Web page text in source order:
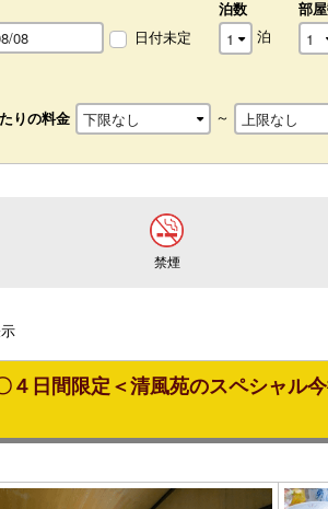
日付未定
泊数
泊
部
りの料金 ～
禁煙
４日間限定＜清風苑のスペシャル